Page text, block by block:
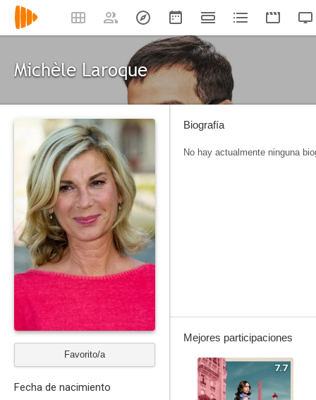
Michèle Laroque
Favorito/a
Fecha de nacimiento
Biografía
No hay actualmente ninguna
Mejores participaciones
7.7